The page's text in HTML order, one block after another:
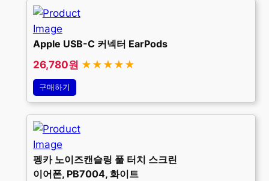
Apple USB-C 커넥터 EarPods
26,780원 ★★★★★
구매하기
펭카 노이즈캔슬링 풀 터치 스크린
이어폰, PB7004, 화이트